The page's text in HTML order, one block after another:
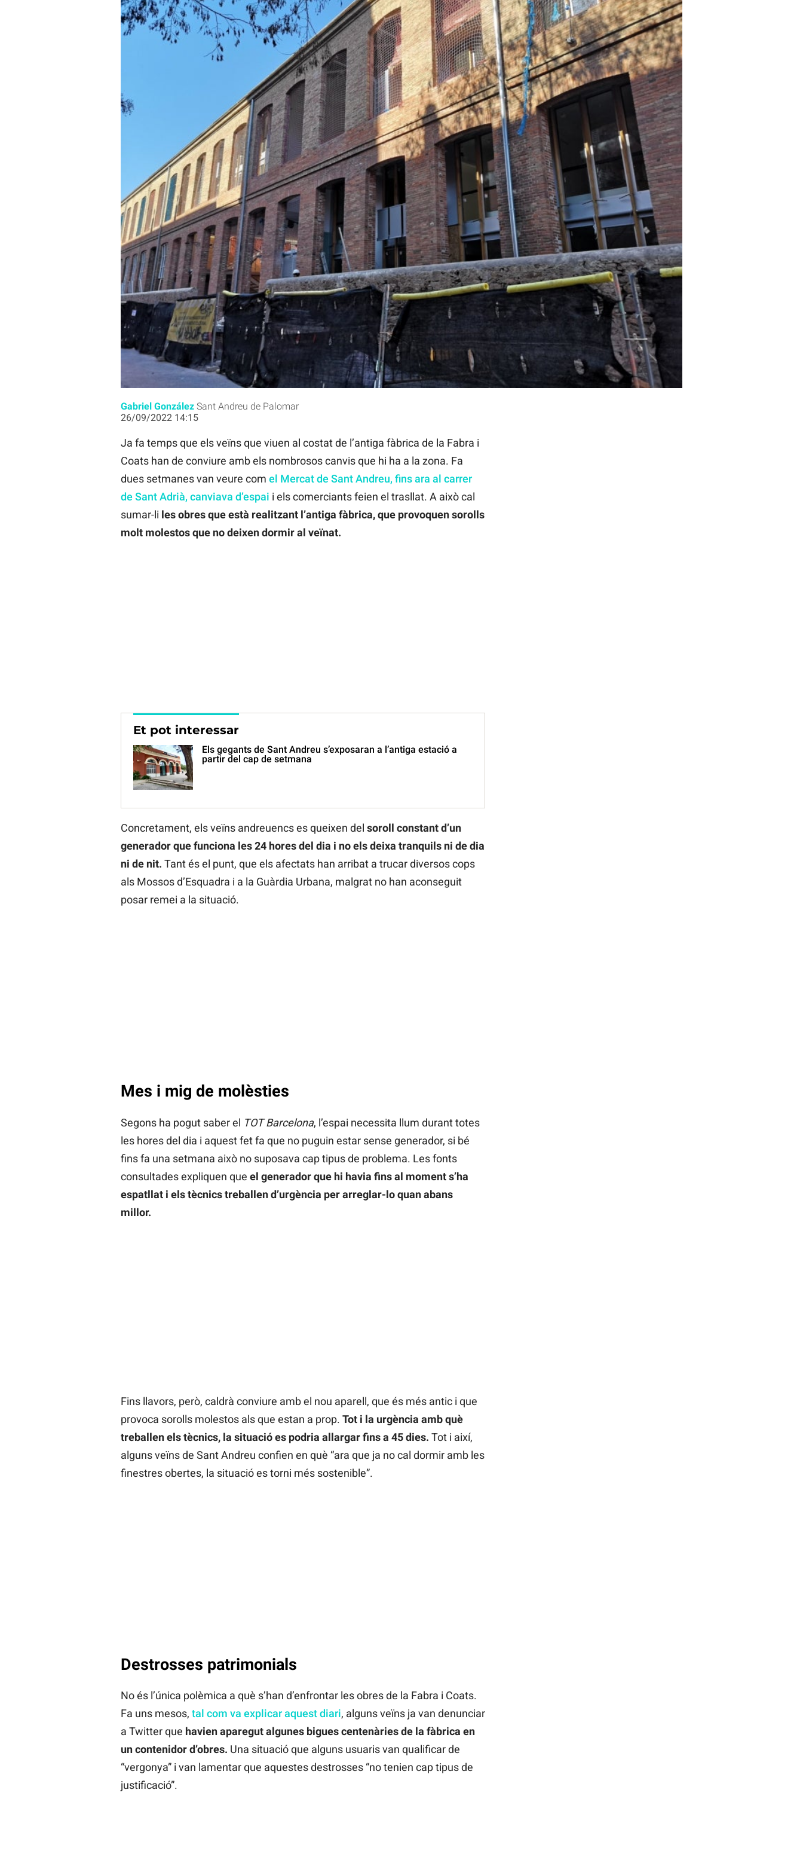
L'edifici de la Fabra i Coats en obres / David Cobo
Gabriel González Sant Andreu de Palomar
26/09/2022 14:15
Ja fa temps que els veïns que viuen al costat de l’antiga fàbrica de la Fabra i
Coats han de conviure amb els nombrosos canvis que hi ha a la zona. Fa
dues setmanes van veure com el Mercat de Sant Andreu, fins ara al carrer
de Sant Adrià, canviava d’espai i els comerciants feien el trasllat. A això cal
sumar-li les obres que està realitzant l’antiga fàbrica, que provoquen sorolls
molt molestos que no deixen dormir al veïnat.
Et pot interessar
Els gegants de Sant Andreu s’exposaran a l’antiga estació a
partir del cap de setmana
Concretament, els veïns andreuencs es queixen del soroll constant d’un
generador que funciona les 24 hores del dia i no els deixa tranquils ni de dia
ni de nit. Tant és el punt, que els afectats han arribat a trucar diversos cops
als Mossos d’Esquadra i a la Guàrdia Urbana, malgrat no han aconseguit
posar remei a la situació.
Mes i mig de molèsties
Segons ha pogut saber el TOT Barcelona, l’espai necessita llum durant totes
les hores del dia i aquest fet fa que no puguin estar sense generador, si bé
fins fa una setmana això no suposava cap tipus de problema. Les fonts
consultades expliquen que el generador que hi havia fins al moment s’ha
espatllat i els tècnics treballen d’urgència per arreglar-lo quan abans
millor.
Fins llavors, però, caldrà conviure amb el nou aparell, que és més antic i que
provoca sorolls molestos als que estan a prop. Tot i la urgència amb què
treballen els tècnics, la situació es podria allargar fins a 45 dies. Tot i així,
alguns veïns de Sant Andreu confien en què “ara que ja no cal dormir amb les
finestres obertes, la situació es torni més sostenible”.
Destrosses patrimonials
No és l’única polèmica a què s’han d’enfrontar les obres de la Fabra i Coats.
Fa uns mesos, tal com va explicar aquest diari, alguns veïns ja van denunciar
a Twitter que havien aparegut algunes bigues centenàries de la fàbrica en
un contenidor d’obres. Una situació que alguns usuaris van qualificar de
“vergonya” i van lamentar que aquestes destrosses “no tenien cap tipus de
justificació”.